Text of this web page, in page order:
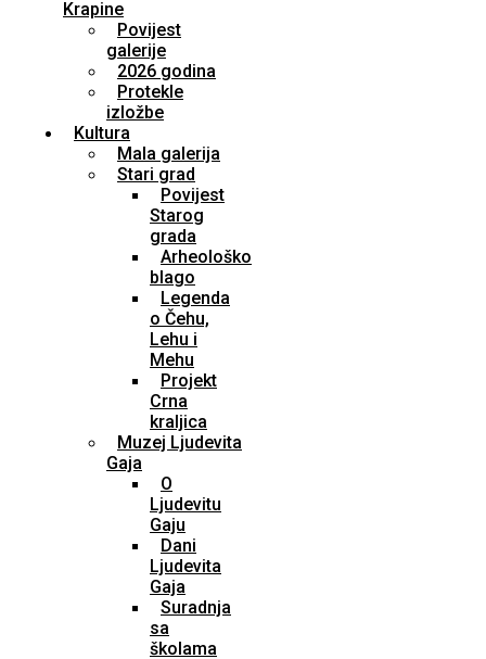
Krapine
Povijest
galerije
2026 godina
Protekle
izložbe
Kultura
Mala galerija
Stari grad
Povijest
Starog
grada
Arheološko
blago
Legenda
o Čehu,
Lehu i
Mehu
Projekt
Crna
kraljica
Muzej Ljudevita
Gaja
O
Ljudevitu
Gaju
Dani
Ljudevita
Gaja
Suradnja
sa
školama